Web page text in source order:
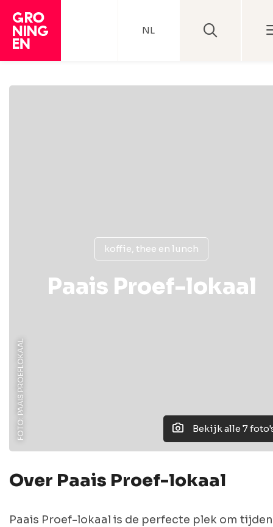
NL
koffie, thee en lunch
Paais Proef-lokaal
Bekijk alle 7
FOTO: PAAIS PROEFLOKAAL
Over Paais Proef-lokaal
Paais Proef-lokaal is de perfecte plek om